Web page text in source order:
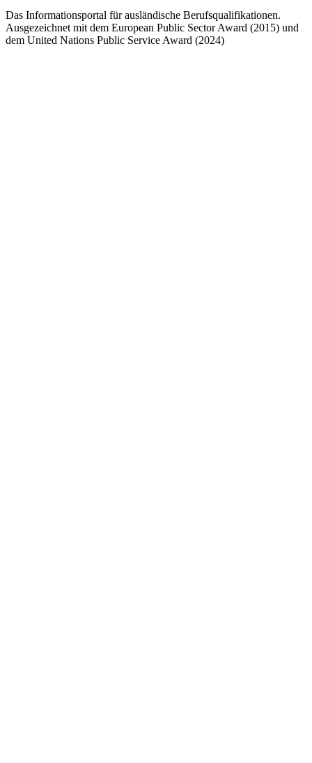
Das Informationsportal für ausländische Berufsqualifikationen.
Ausgezeichnet mit dem European Public Sector Award (2015) und
dem United Nations Public Service Award (2024)